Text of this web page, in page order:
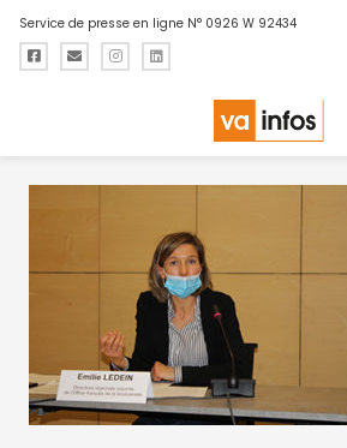
Service de presse en ligne N° 0926 W 92434